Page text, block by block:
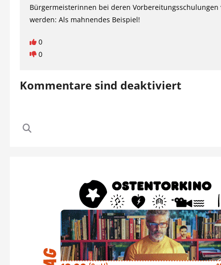
Bürgermeisterinnen bei deren Vorbereitungsschulungen
werden: Als mahnendes Beispiel!
0
0
Kommentare sind deaktiviert